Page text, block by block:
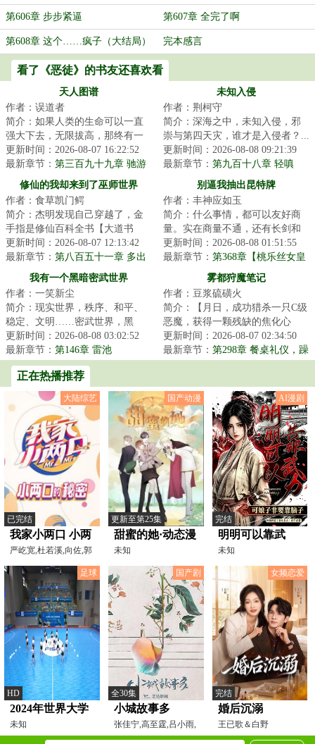
第606章 步步紧逼 第607章 全完了啊
第608章 这个……疯子（大结局） 完本感言
看了《恶徒》的书友还喜欢看
天人图谱
作者：误道者
简介：如果人类的生命可以一直
强大下去，无限拔高，那终有一
日能与天相接！...
更新时间：2026-08-07 16:22:52
最新章节： 第三百九十九章 驰游
渡异景
未知入侵
作者：荆柯守
简介：深海之中，未知入侵，邪
崇与第四天灾，谁才是入侵者？...
更新时间：2026-08-08 09:21:39
最新章节： 第九百十八章 轻嗔
修仙的我却来到了巫师世界
作者：食草凯门鳄
简介：杰明发现自己穿越了，金
手指是修仙百科全书【大道书
阁】，可为什么穿越的却是巫师
世界？！星环联邦...
更新时间：2026-08-07 12:13:42
最新章节： 第八百五十一章 多出
来的七级
别逼我抽出昆特牌
作者：丰神应如玉
简介：什么事情，都可以友好商
量。实在商量不通，还有长剑和
魔杖。我只强调一点：别逼我抽
出昆特牌。·在...
更新时间：2026-08-08 01:51:55
最新章节： 第368章【桃乐丝女皇
的私生子？！】
我有一个黑暗密武世界
作者：一笑新尘
简介：现实世界，秩序、和平、
稳定、文明……密武世界，黑
暗、危险、灰烬、畸变陈峰穿越
而来，成为锦城大...
更新时间：2026-08-08 03:02:52
最新章节： 第146章 雷池
雾都狩魔笔记
作者：豆浆硫磺火
简介：【月日，成功猎杀一只C级
恶魔，获得一颗残缺的焦化心
脏，灵性升华。】【月日，成功
猎杀一只温迪戈...
更新时间：2026-08-07 02:34:50
最新章节： 第298章 餐桌礼仪，躁
正在热播推荐
大陆综艺
已完结
我家小两口 小两
口的秘密
严屹宽,杜若溪,向佐,郭
碧婷,禹景曦,戚蓝尹,
国产动漫
更新至第25集
甜蜜的她·动态漫
未知
AI漫剧
完结
明明可以靠武
力，可娘子非要
靠脑子
未知
足球
HD
2024年世界大学
生五人制足球锦
未知
国产剧
全30集
小城故事多
张佳宁,高至霆,吕小雨,
吴幸键,宋家腾,朱锐,
女频恋爱
完结
婚后沉溺
王已歌＆白野